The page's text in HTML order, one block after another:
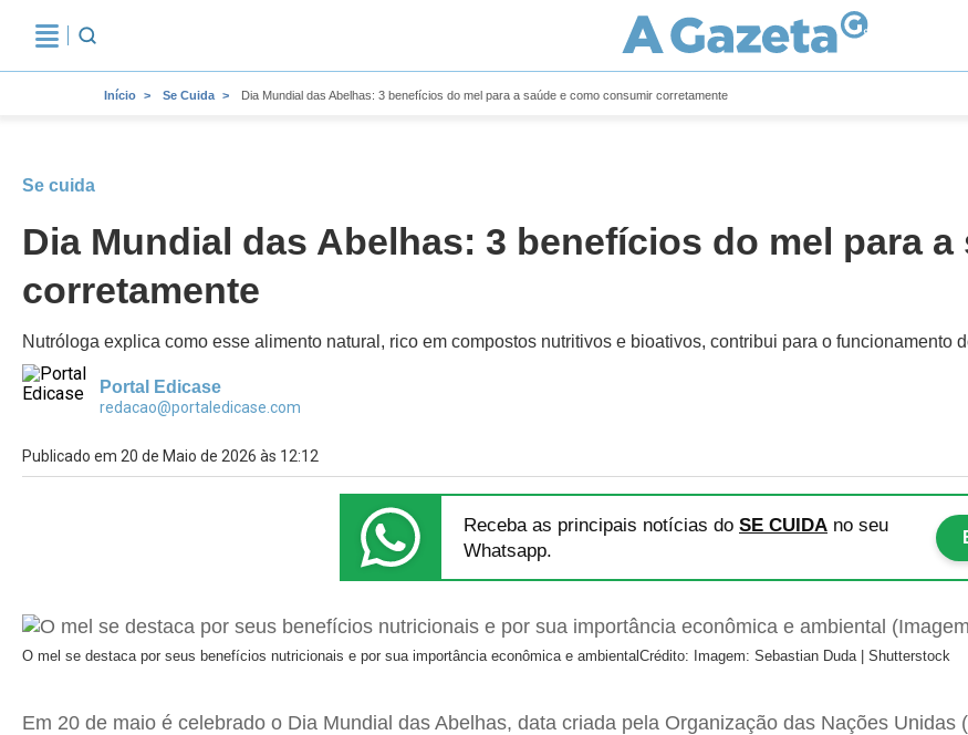
Início Se Cuida Dia Mundial das Abelhas: 3 benefícios do mel para a saúde e como consumir corretamente
Se cuida
Dia Mundial das Abelhas: 3 benefícios do mel para
corretamente
Nutróloga explica como esse alimento natural, rico em compostos nutritivos e bioativos, contribui para o funcionamento
Portal Edicase
redacao@portaledicase.com
Publicado em 20 de Maio de 2026 às 12:12
Receba as principais notícias do SE CUIDA no seu
Whatsapp.
O mel se destaca por seus benefícios nutricionais e por sua importância econômica e ambientalCrédito: Imagem: Sebastian Duda | Shutterstock
Em 20 de maio é celebrado o Dia Mundial das Abelhas, data criada pela Organização das Nações